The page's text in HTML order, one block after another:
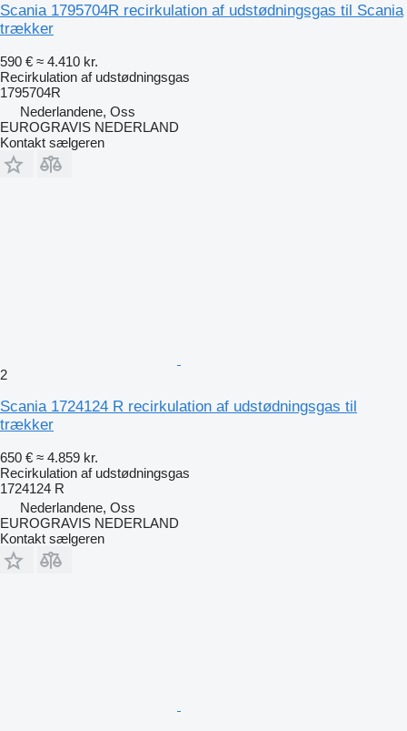
Scania 1795704R recirkulation af udstødningsgas til Scania
trækker
590 € ≈ 4.410 kr.
Recirkulation af udstødningsgas
1795704R
Nederlandene, Oss
EUROGRAVIS NEDERLAND
Kontakt sælgeren
2
Scania 1724124 R recirkulation af udstødningsgas til
trækker
650 € ≈ 4.859 kr.
Recirkulation af udstødningsgas
1724124 R
Nederlandene, Oss
EUROGRAVIS NEDERLAND
Kontakt sælgeren